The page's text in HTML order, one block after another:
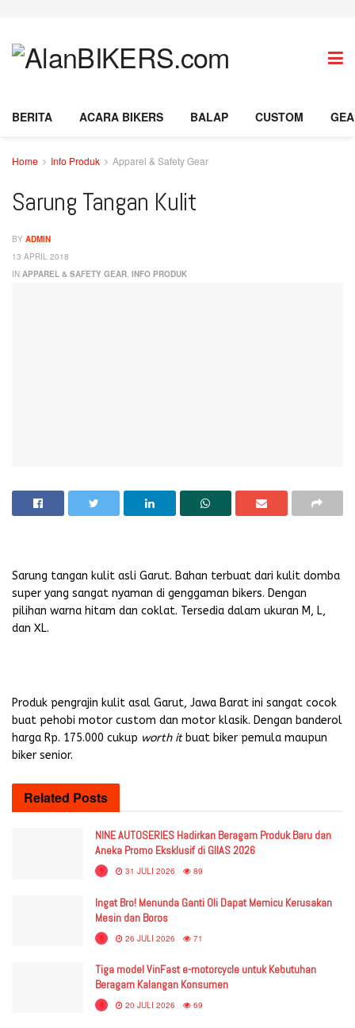
BERITA ACARA BIKERS BALAP CUSTOM
Home Info Produk Apparel & Safety Gear
Sarung Tangan Kulit
BY ADMIN
13 APRIL 2018
IN APPAREL & SAFETY GEAR, INFO PRODUK
Sarung tangan kulit asli Garut. Bahan terbuat dari kulit domba
super yang sangat nyaman di genggaman bikers. Dengan
pilihan warna hitam dan coklat. Tersedia dalam ukuran M, L,
dan XL.
Produk pengrajin kulit asal Garut, Jawa Barat ini sangat cocok
buat pehobi motor custom dan motor klasik. Dengan banderol
harga Rp. 175.000 cukup worth itbuat biker pemula maupun
biker senior.
Related Posts
NINE AUTOSERIES Hadirkan Beragam Produk Baru dan
Aneka Promo Eksklusif di GIIAS 2026
31 JULI 2026 89
Ingat Bro! Menunda Ganti Oli Dapat Memicu Kerusakan
Mesin dan Boros
26 JULI 2026 71
Tiga model VinFast e-motorcycle untuk Kebutuhan
Beragam Kalangan Konsumen
20 JULI 2026 69